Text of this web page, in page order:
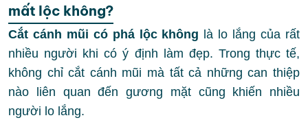
mất lộc không?
Cắt cánh mũi có phá lộc không là lo lắng của rất
nhiều người khi có ý định làm đẹp. Trong thực tế,
không chỉ cắt cánh mũi mà tất cả những can thiệp
nào liên quan đến gương mặt cũng khiến nhiều
người lo lắng.